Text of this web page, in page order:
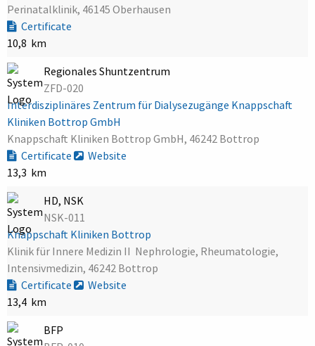
Perinatalklinik, 46145 Oberhausen
Certificate
10,8 km
Regionales Shuntzentrum
ZFD-020
Interdisziplinäres Zentrum für Dialysezugänge Knappschaft
Kliniken Bottrop GmbH
Knappschaft Kliniken Bottrop GmbH, 46242 Bottrop
Certificate
Website
13,3 km
HD, NSK
NSK-011
Knappschaft Kliniken Bottrop
Klinik für Innere Medizin II  Nephrologie, Rheumatologie,
Intensivmedizin, 46242 Bottrop
Certificate
Website
13,4 km
BFP